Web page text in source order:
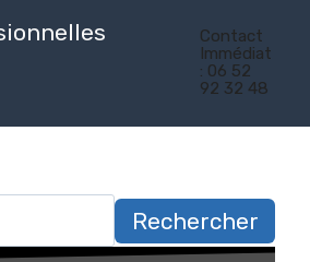
Contact
Immédiat
: 06 52
92 32 48
Rechercher